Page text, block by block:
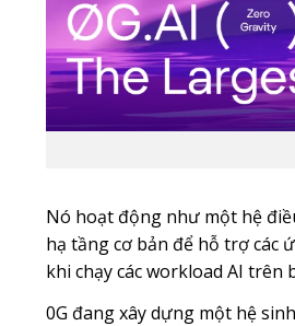
Nó hoạt động như một hệ
hạ tầng cơ bản để hỗ trợ các
khi chạy các workload AI trên
0G đang xây dựng một hệ